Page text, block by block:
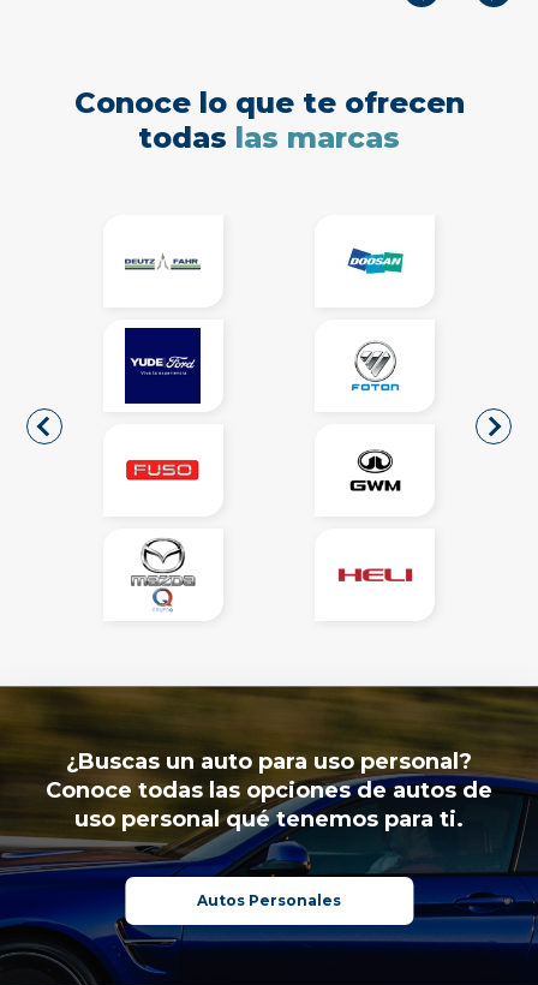
Conoce lo que te ofrecen
todas las marcas
¿Buscas un auto para uso personal?
Conoce todas las opciones de autos de
uso personal qué tenemos para ti.
Autos Personales